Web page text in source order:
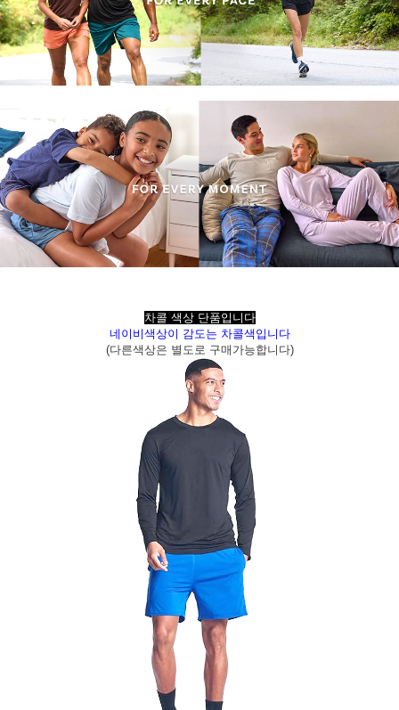
이코 라이프 하
차콜 색상 단품입니다
네이비색상이 감도는 차콜색입니다
(다른색상은 별도로 구매가능합니다)